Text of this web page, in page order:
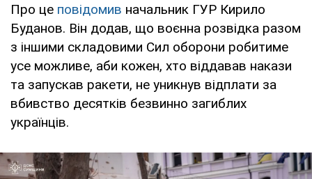
Про це повідомив начальник ГУР Кирило
Буданов. Він додав, що воєнна розвідка разом
з іншими складовими Сил оборони робитиме
усе можливе, аби кожен, хто віддавав накази
та запускав ракети, не уникнув відплати за
вбивство десятків безвинно загиблих
українців.